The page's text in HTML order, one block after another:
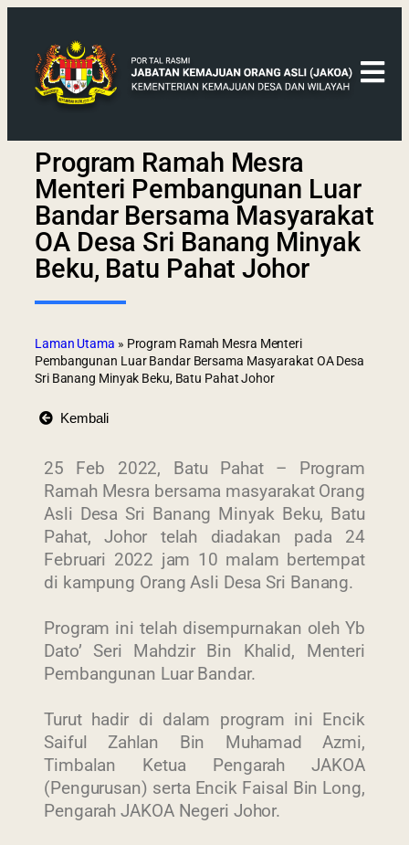
Program Ramah Mesra
Menteri Pembangunan Luar
Bandar Bersama Masyarakat
OA Desa Sri Banang Minyak
Beku, Batu Pahat Johor
Laman Utama » Program Ramah Mesra Menteri
Pembangunan Luar Bandar Bersama Masyarakat OA Desa
Sri Banang Minyak Beku, Batu Pahat Johor
Kembali
25 Feb 2022, Batu Pahat – Program
Ramah Mesra bersama masyarakat Orang
Asli Desa Sri Banang Minyak Beku, Batu
Pahat, Johor telah diadakan pada 24
Februari 2022 jam 10 malam bertempat
di kampung Orang Asli Desa Sri Banang.
Program ini telah disempurnakan oleh Yb
Dato’ Seri Mahdzir Bin Khalid, Menteri
Pembangunan Luar Bandar.
Turut hadir di dalam program ini Encik
Saiful Zahlan Bin Muhamad Azmi,
Timbalan Ketua Pengarah JAKOA
(Pengurusan) serta Encik Faisal Bin Long,
Pengarah JAKOA Negeri Johor.